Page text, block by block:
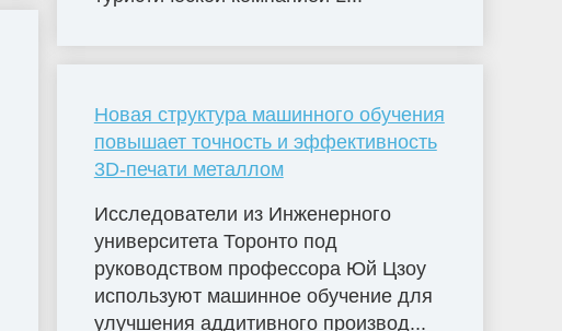
Новая структура машинного обучения
повышает точность и эффективность
3D-печати металлом
Исследователи из Инженерного
университета Торонто под
руководством профессора Юй Цзоу
используют машинное обучение для
улучшения аддитивного производ...